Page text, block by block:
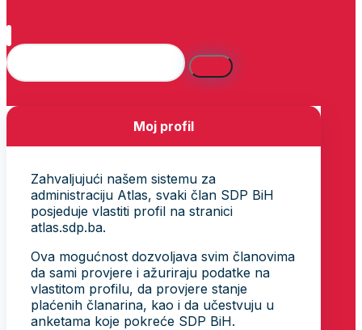
Moj profil
Zahvaljujući našem sistemu za
administraciju Atlas, svaki član SDP BiH
posjeduje vlastiti profil na stranici
atlas.sdp.ba.
Ova mogućnost dozvoljava svim članovima
da sami provjere i ažuriraju podatke na
vlastitom profilu, da provjere stanje
plaćenih članarina, kao i da učestvuju u
anketama koje pokreće SDP BiH.